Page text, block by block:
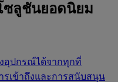
ซลูชันยอดนิยม
งอุปกรณ์ได้จากทุกที่
รเข้าถึงและการสนับสนุน